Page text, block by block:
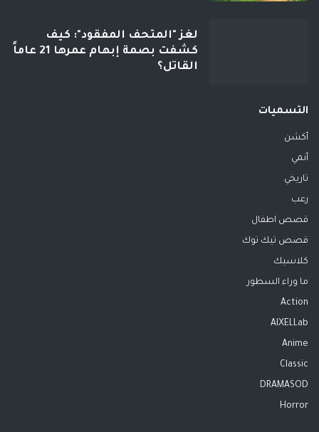
لغز "المتحف المفقود": كيف
كشفت بصمة إبهام عمرها 21 عاماً
القاتل؟
التسميات
أكشن
أنمي
تاريخي
رعب
قصص اطفال
قصص تيك توك
كلاسيك
ما وراء السطور
Action
AIXELLab
Anime
Classic
DRAMASOD
Horror